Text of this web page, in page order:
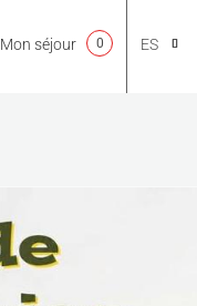
ES
Mon séjour 0